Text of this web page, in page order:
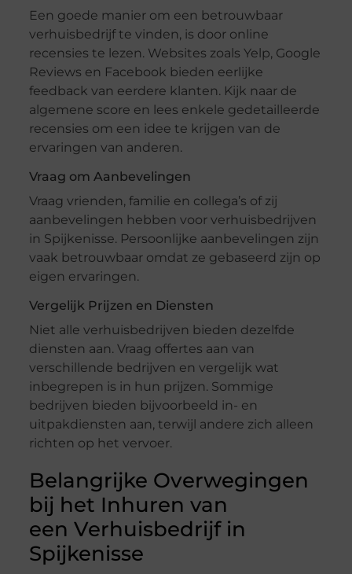
Een goede manier om een betrouwbaar
verhuisbedrijf te vinden, is door online
recensies te lezen. Websites zoals Yelp, Google
Reviews en Facebook bieden eerlijke
feedback van eerdere klanten. Kijk naar de
algemene score en lees enkele gedetailleerde
recensies om een idee te krijgen van de
ervaringen van anderen.
Vraag om Aanbevelingen
Vraag vrienden, familie en collega’s of zij
aanbevelingen hebben voor verhuisbedrijven
in Spijkenisse. Persoonlijke aanbevelingen zijn
vaak betrouwbaar omdat ze gebaseerd zijn op
eigen ervaringen.
Vergelijk Prijzen en Diensten
Niet alle verhuisbedrijven bieden dezelfde
diensten aan. Vraag offertes aan van
verschillende bedrijven en vergelijk wat
inbegrepen is in hun prijzen. Sommige
bedrijven bieden bijvoorbeeld in- en
uitpakdiensten aan, terwijl andere zich alleen
richten op het vervoer.
Belangrijke Overwegingen
bij het Inhuren van
een Verhuisbedrijf in
Spijkenisse